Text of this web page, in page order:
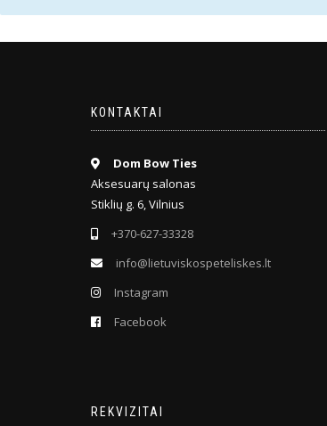
KONTAKTAI
Dom Bow Ties
Aksesuarų salonas
Stiklių g. 6, Vilnius
+370-627-33328
info@lietuviskospeteliskes.lt
Instagram
Facebook
REKVIZITAI